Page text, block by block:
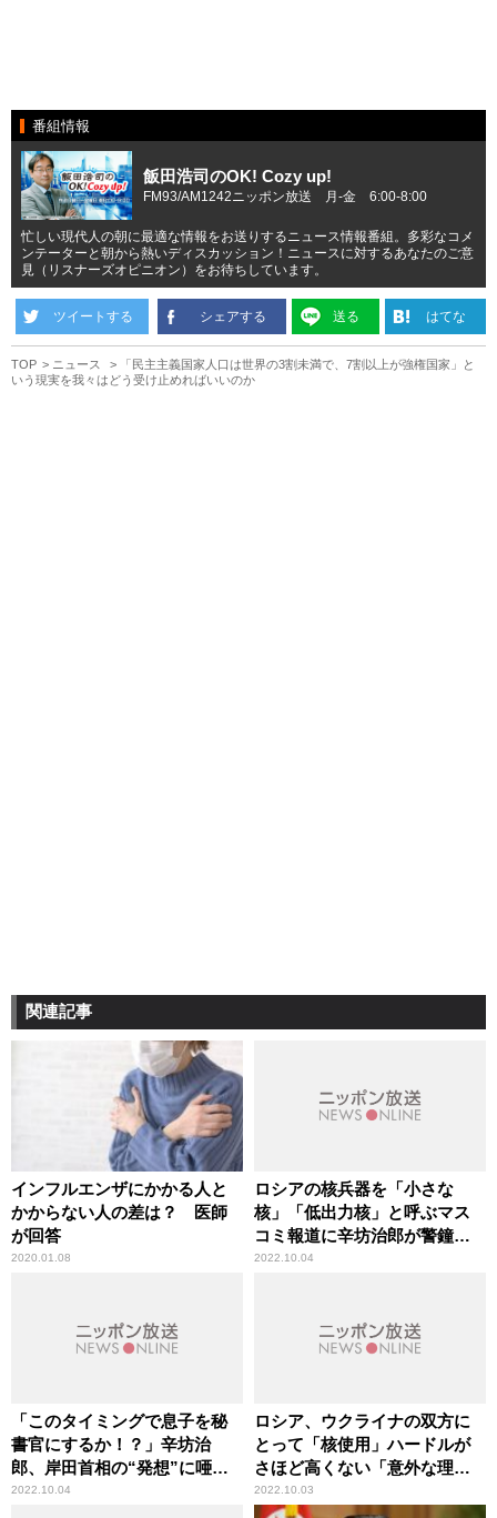
番組情報
飯田浩司のOK! Cozy up!
FM93/AM1242ニッポン放送 月-金 6:00-8:00
忙しい現代人の朝に最適な情報をお送りするニュース情報番組。多彩なコメ
ンテーターと朝から熱いディスカッション！ニュースに対するあなたのご意
見（リスナーズオピニオン）をお待ちしています。
ツイートする シェアする 送る はてな
TOP ニュース
「民主主義国家人口は世界の3割未満で、7割以上が強権国家」と
いう現実を我々はどう受け止めればいいのか
関連記事
インフルエンザにかかる人と
かからない人の差は？ 医師
が回答
2020.01.08
ロシアの核兵器を「小さな
核」「低出力核」と呼ぶマス
コミ報道に辛坊治郎が警鐘
「非常に危険」
2022.10.04
「このタイミングで息子を秘
書官にするか！？」辛坊治
郎、岸田首相の“発想”に唖
然
2022.10.04
ロシア、ウクライナの双方に
とって「核使用」ハードルが
さほど高くない「意外な理
由」
2022.10.03